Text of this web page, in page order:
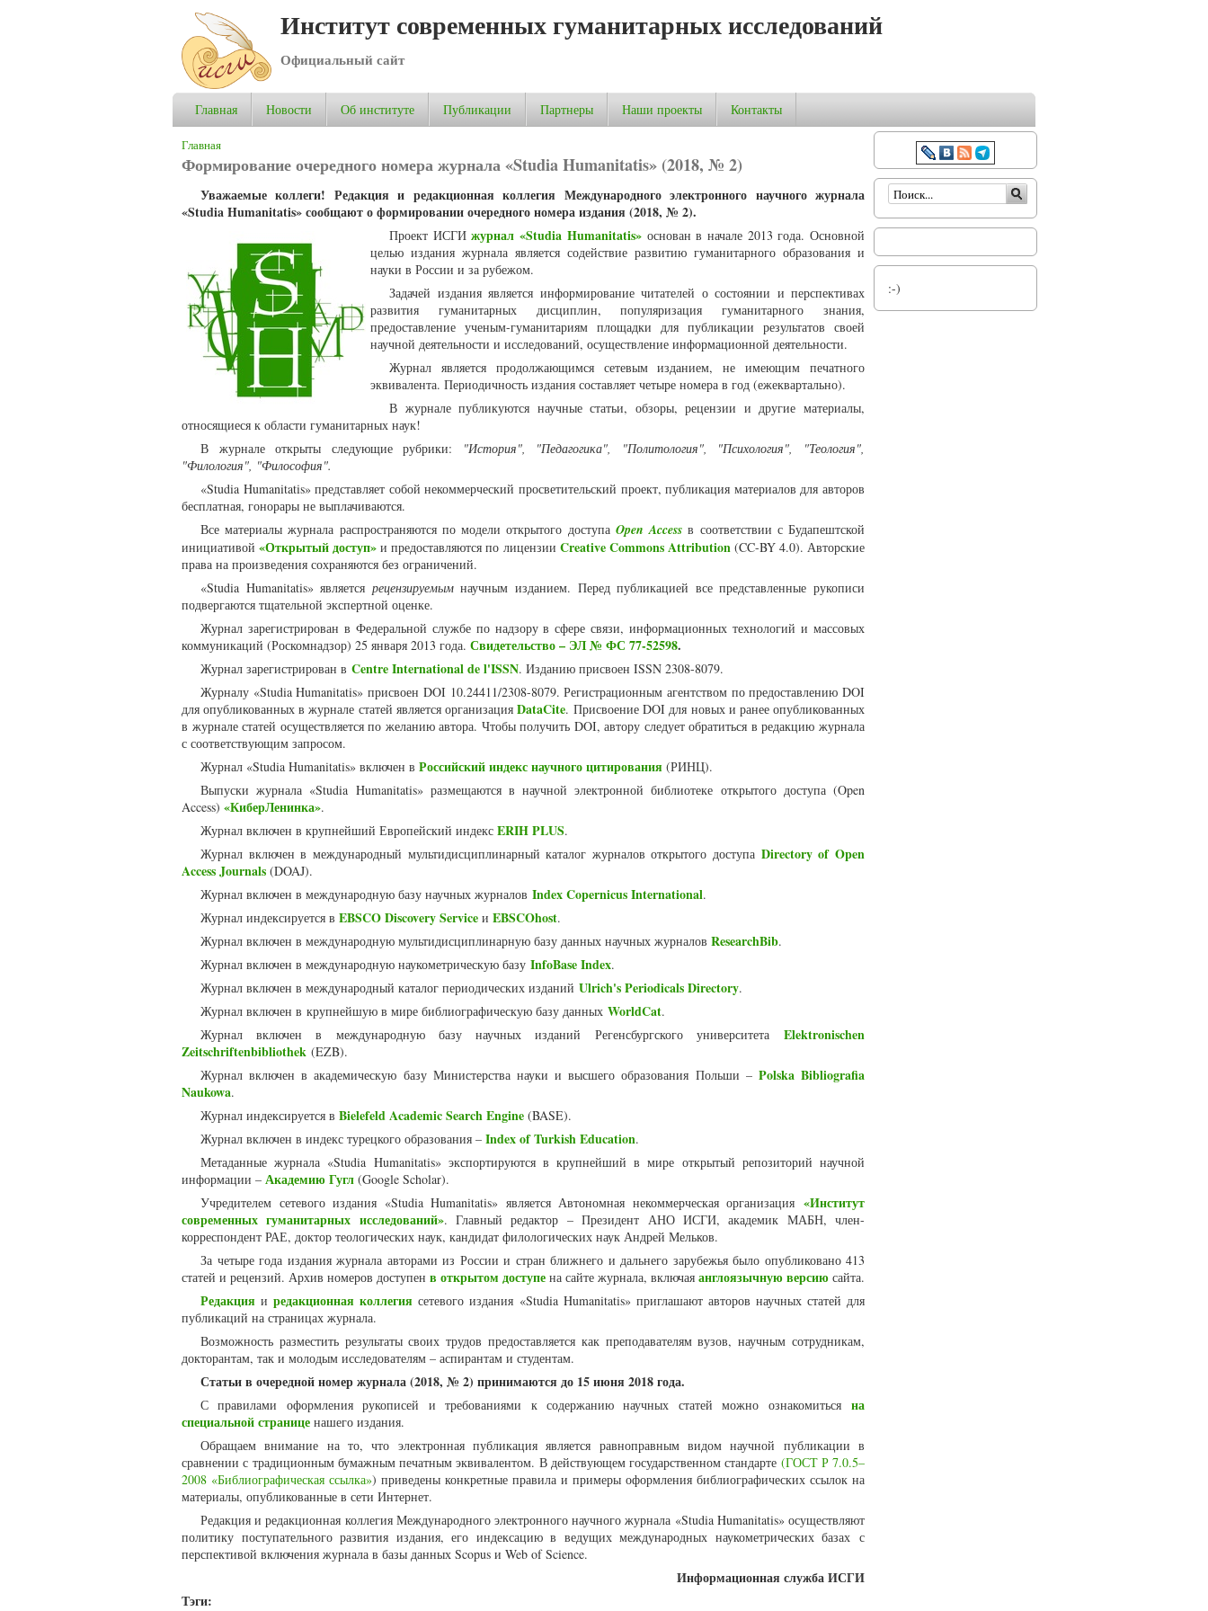
Институт современных гуманитарных исследований
Официальный сайт
Главная Новости Об институте Публикации Партнеры Наши проекты Контакты
Вы здесь
Главная
Формирование очередного номера журнала «Studia Humanitatis» (2018, № 2)
Уважаемые коллеги! Редакция и редакционная коллегия Международного электронного научного журнала
«Studia Humanitatis» сообщают о формировании очередного номера издания (2018, № 2).
Проект ИСГИжурнал «Studia Humanitatis»основан в начале 2013 года. Основной
целью издания журнала является содействие развитию гуманитарного образования и
науки в России и за рубежом.
Задачей издания является информирование читателей о состоянии и перспективах
развития гуманитарных дисциплин, популяризация гуманитарного знания,
предоставление ученым-гуманитариям площадки для публикации результатов своей
научной деятельности и исследований, осуществление информационной деятельности.
Журнал является продолжающимся сетевым изданием, не имеющим печатного
эквивалента. Периодичность издания составляет четыре номера в год (ежеквартально).
В журнале публикуются научные статьи, обзоры, рецензии и другие материалы,
относящиеся к области гуманитарных наук!
В журнале открыты следующие рубрики: "История", "Педагогика", "Политология", "Психология", "Теология",
"Филология", "Философия".
«Studia Humanitatis» представляет собой некоммерческий просветительский проект, публикация материалов для авторов
бесплатная, гонорары не выплачиваются.
Все материалы журнала распространяются по модели открытого доступа Open Access в соответствии с Будапештской
инициативой«Открытый доступ» и предоставляются по лицензии Creative Commons Attribution(CC-BY 4.0). Авторские
права на произведения сохраняются без ограничений.
«Studia Humanitatis» является рецензируемымнаучным изданием. Перед публикацией все представленные рукописи
подвергаются тщательной экспертной оценке.
Журнал зарегистрирован в Федеральной службе по надзору в сфере связи, информационных технологий и массовых
коммуникаций (Роскомнадзор) 25 января 2013 года. Свидетельство – ЭЛ № ФС 77-52598.
Журнал зарегистрирован в Centre International de l'ISSN. Изданию присвоен ISSN 2308-8079.
Журналу «Studia Humanitatis» присвоен DOI 10.24411/2308-8079. Регистрационным агентством по предоставлению DOI
для опубликованных в журнале статей является организация DataCite. Присвоение DOI для новых и ранее опубликованных
в журнале статей осуществляется по желанию автора. Чтобы получить DOI, автору следует обратиться в редакцию журнала
с соответствующим запросом.
Журнал «Studia Humanitatis» включен в Российский индекс научного цитирования (РИНЦ).
Выпуски журнала «Studia Humanitatis» размещаются в научной электронной библиотеке открытого доступа (Open
Access) «КиберЛенинка».
Журнал включен в крупнейший Европейский индекс ERIH PLUS.
Журнал включен в международный мультидисциплинарный каталог журналов открытого доступа Directory of Open
Access Journals (DOAJ).
Журнал включен в международную базу научных журналов Index Copernicus International.
Журнал индексируется в EBSCO Discovery Service и EBSCOhost.
Журнал включен в международную мультидисциплинарную базу данных научных журналов ResearchBib.
Журнал включен в международную наукометрическую базу InfoBase Index.
Журнал включен в международный каталог периодических изданий Ulrich's Periodicals Directory.
Журнал включен в крупнейшую в мире библиографическую базу данных WorldCat.
Журнал включен в международную базу научных изданий Регенсбургского университета Elektronischen
Zeitschriftenbibliothek (EZB).
Журнал включен в академическую базу Министерства науки и высшего образования Польши – Polska Bibliografia
Naukowa.
Журнал индексируется в Bielefeld Academic Search Engine (BASE).
Журнал включен в индекс турецкого образования – Index of Turkish Education.
Метаданные журнала «Studia Humanitatis» экспортируются в крупнейший в мире открытый репозиторий научной
информации – Академию Гугл (Google Scholar).
Учредителем сетевого издания «Studia Humanitatis» является Автономная некоммерческая организация «Институт
современных гуманитарных исследований». Главный редактор – Президент АНО ИСГИ, академик МАБН, член-
корреспондент РАЕ, доктор теологических наук, кандидат филологических наук Андрей Мельков.
За четыре года издания журнала авторами из России и стран ближнего и дальнего зарубежья было опубликовано 413
статей и рецензий. Архив номеров доступен в открытом доступе на сайте журнала, включая англоязычную версию сайта.
Редакция иредакционная коллегия сетевого издания «Studia Humanitatis» приглашают авторов научных статей для
публикаций на страницах журнала.
Возможность разместить результаты своих трудов предоставляется как преподавателям вузов, научным сотрудникам,
докторантам, так и молодым исследователям – аспирантам и студентам.
Статьи в очередной номер журнала (2018, № 2) принимаются до 15 июня 2018 года.
С правилами оформления рукописей и требованиями к содержанию научных статей можно ознакомиться на
специальной странице нашего издания.
Обращаем внимание на то, что электронная публикация является равноправным видом научной публикации в
сравнении с традиционным бумажным печатным эквивалентом. В действующем государственном стандарте (ГОСТ Р 7.0.5–
2008 «Библиографическая ссылка») приведены конкретные правила и примеры оформления библиографических ссылок на
материалы, опубликованные в сети Интернет.
Редакция и редакционная коллегия Международного электронного научного журнала «Studia Humanitatis» осуществляют
политику поступательного развития издания, его индексацию в ведущих международных наукометрических базах с
перспективой включения журнала в базы данных Scopus и Web of Science.
Информационная служба ИСГИ
Тэги:
Форма поиска
:-)